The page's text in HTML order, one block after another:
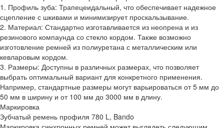
1. Профиль зуба: Трапецеидальный, что обеспечивает надежное
сцепление с шкивами и минимизирует проскальзывание.
2. Материал: Стандартно изготавливается из неопрена и из
резинового компаунда со стекло кордом. Также возможно
изготовление ремней из полиуретана с металлическим или
кевларовым кордом.
3. Размеры: Доступны в различных размерах, что позволяет
выбрать оптимальный вариант для конкретного применения.
Например, стандартные размеры могут варьироваться от 5 мм до
50 мм в ширину и от 100 мм до 3000 мм в длину.
Маркировка
Зубчатый ремень профиля 780 L, Bando